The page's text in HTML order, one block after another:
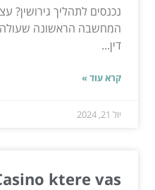
נכנסים לתהליך גירושין?
המחשבה הראשונה שעולה
דין...
קרא עוד »
יול 21, 2024
ktere vas